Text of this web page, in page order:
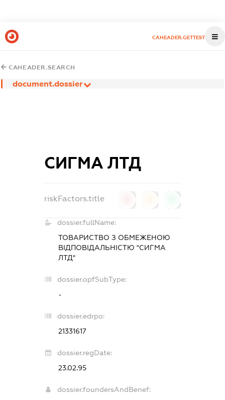
CAHEADER.GETTEST
CAHEADER.SEARCH
document.dossier
СИГМА ЛТД
riskFactors.title
dossier.fullName:
ТОВАРИСТВО З ОБМЕЖЕНОЮ
ВІДПОВІДАЛЬНІСТЮ "СИГМА
ЛТД"
dossier.opfSubType:
-
dossier.edrpo:
21331617
dossier.regDate:
23.02.95
dossier.foundersAndBenef: